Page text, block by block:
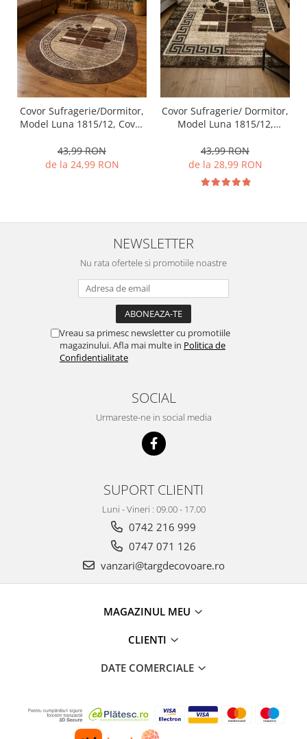
Covor Sufragerie/Dormitor,
Model Luna 1815/12, Covor
43,99 RON
de la 24,99 RON
Covor Sufragerie/ Dormitor,
Model Luna 1815/12,
43,99 RON
de la 28,99 RON
NEWSLETTER
Nu rata ofertele si promotiile noastre
Vreau sa primesc newsletter cu promotiile
magazinului. Afla mai multe in Politica de
Confidentialitate
SOCIAL
Urmareste-ne in social media
SUPORT CLIENTI
Luni - Vineri : 09.00 - 17.00
0742 216 999
0747 071 126
vanzari@targdecovoare.ro
MAGAZINUL MEU
CLIENTI
DATE COMERCIALE